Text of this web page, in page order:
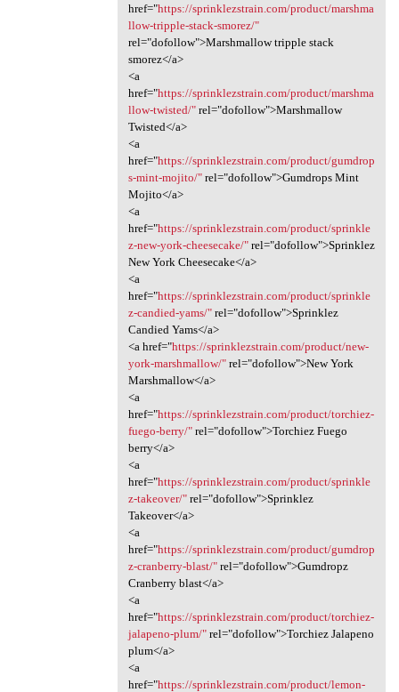
href="https://sprinklezstrain.com/product/marshma
llow-tripple-stack-smorez/"
rel="dofollow">Marshmallow tripple stack
smorez</a>
<a
href="https://sprinklezstrain.com/product/marshma
llow-twisted/"rel="dofollow">Marshmallow
Twisted</a>
<a
href="https://sprinklezstrain.com/product/gumdrop
s-mint-mojito/"rel="dofollow">Gumdrops Mint
Mojito</a>
<a
href="https://sprinklezstrain.com/product/sprinkle
z-new-york-cheesecake/"rel="dofollow">Sprinklez
New York Cheesecake</a>
<a
href="https://sprinklezstrain.com/product/sprinkle
z-candied-yams/"rel="dofollow">Sprinklez
Candied Yams</a>
<a href="https://sprinklezstrain.com/product/new-
york-marshmallow/"rel="dofollow">New York
Marshmallow</a>
<a
href="https://sprinklezstrain.com/product/torchiez-
fuego-berry/"rel="dofollow">Torchiez Fuego
berry</a>
<a
href="https://sprinklezstrain.com/product/sprinkle
z-takeover/"rel="dofollow">Sprinklez
Takeover</a>
<a
href="https://sprinklezstrain.com/product/gumdrop
z-cranberry-blast/"rel="dofollow">Gumdropz
Cranberry blast</a>
<a
href="https://sprinklezstrain.com/product/torchiez-
jalapeno-plum/"rel="dofollow">Torchiez Jalapeno
plum</a>
<a
href="https://sprinklezstrain.com/product/lemon-